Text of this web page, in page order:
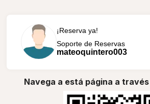
¡Reserva ya!
Soporte de Reservas
mateoquintero003
Navega a está página a través